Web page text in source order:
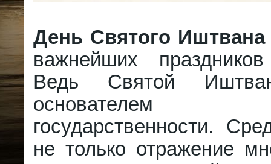
День Святого Иштвана
важнейших
Ведь Святой
основателем
государственности.
не только отражение